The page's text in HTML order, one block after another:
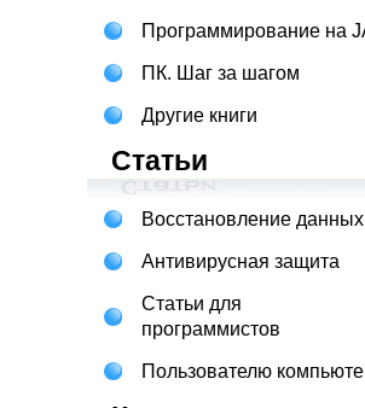
Программирование на
ПК. Шаг за шагом
Другие книги
Статьи
Восстановление данных
Антивирусная защита
Статьи для
программистов
Пользователю